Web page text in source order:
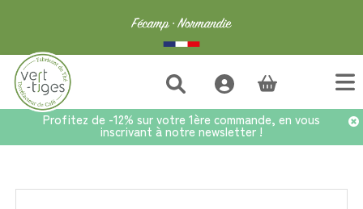
Profitez de -12% sur votre 1ère commande, en vous
inscrivant à notre newsletter !
Chocolats ARACAO > Crema Noisette